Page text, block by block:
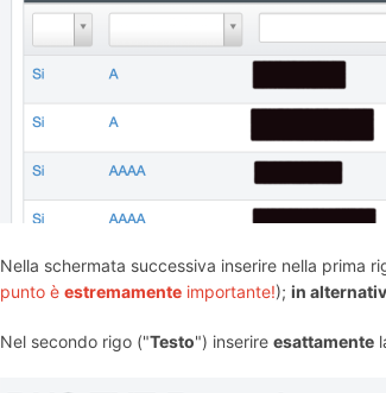
Nella schermata successiva inserire nella prima
punto è estremamente importante!); in
Nel secondo rigo ("Testo") inserire esattamente